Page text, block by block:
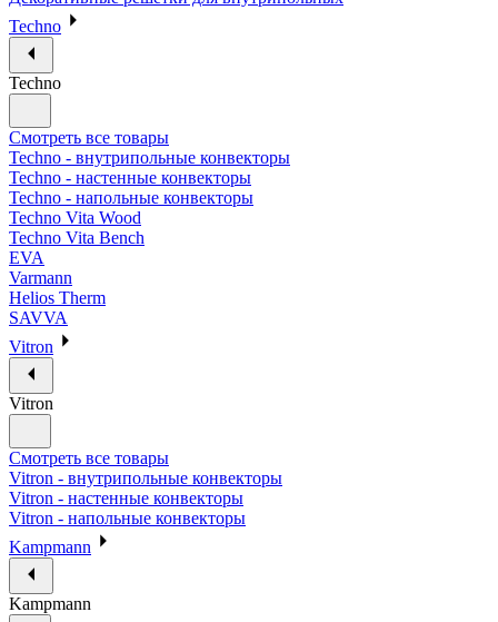
Techno
Techno
Смотреть все товары
Techno - внутрипольные конвекторы
Techno - настенные конвекторы
Techno - напольные конвекторы
Techno Vita Wood
Techno Vita Bench
EVA
Varmann
Helios Therm
SAVVA
Vitron
Vitron
Смотреть все товары
Vitron - внутрипольные конвекторы
Vitron - настенные конвекторы
Vitron - напольные конвекторы
Kampmann
Kampmann